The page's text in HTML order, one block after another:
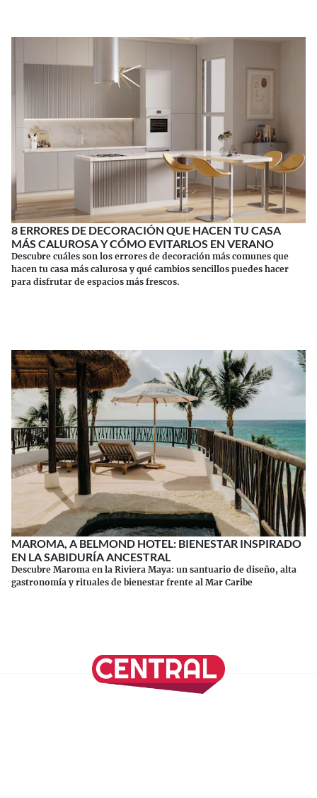
8 ERRORES DE DECORACIÓN QUE HACEN TU CASA
MÁS CALUROSA Y CÓMO EVITARLOS EN VERANO
Descubre cuáles son los errores de decoración más comunes que
hacen tu casa más calurosa y qué cambios sencillos puedes hacer
para disfrutar de espacios más frescos.
MAROMA, A BELMOND HOTEL: BIENESTAR INSPIRADO
EN LA SABIDURÍA ANCESTRAL
Descubre Maroma en la Riviera Maya: un santuario de diseño, alta
gastronomía y rituales de bienestar frente al Mar Caribe